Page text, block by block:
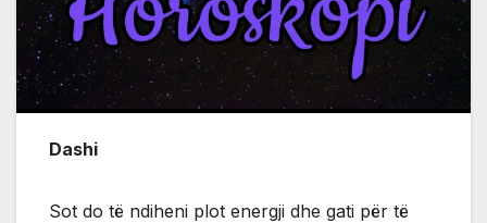
Dashi
Sot do të ndiheni plot energji dhe gati për të